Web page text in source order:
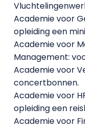
Academie voor
opleiding een
Academie voor
Management:
Academie voor
concertbonnen.
Academie voor
opleiding een
Academie voor